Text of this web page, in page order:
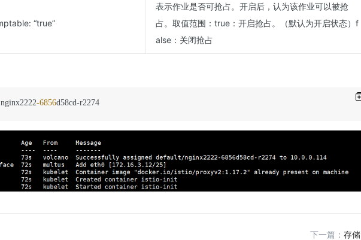
“true”
表示作业是否可抢占。开启后，认为该作业可以被抢
占。取值范围：true：开启抢占。（默认为开启状态）f
alse：关闭抢占
-6856d58cd-
下一篇： 存储